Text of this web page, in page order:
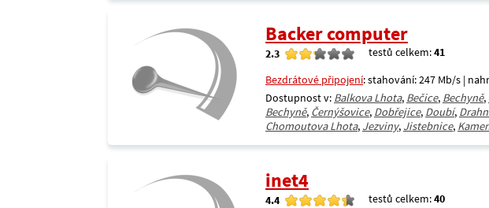
Backer computer
2.3 testů celkem:41
Bezdrátové připojení: stahování: 247 Mb/s |
Dostupnost v: Balkova Lhota, Bečice, Bechyně,
Bechyně, Černýšovice, Dobřejice, Doubí,
Chomoutova Lhota, Jezviny, Jistebnice,
inet4
4.4 testů celkem:40